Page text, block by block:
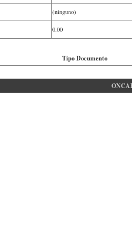
(ninguno)
0.00
Tipo Documento